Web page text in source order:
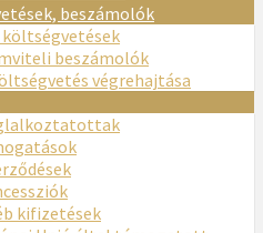
beszámolók
költségvetések
beszámolók
végrehajtása
kifizetések